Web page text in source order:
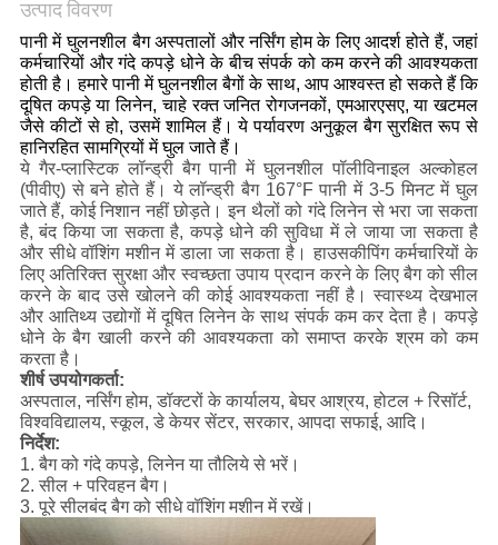
उत्पाद विवरण
पानी में घुलनशील बैग अस्पतालों और नर्सिंग होम के लिए आदर्श होते हैं, जहां
कर्मचारियों और गंदे कपड़े धोने के बीच संपर्क को कम करने की आवश्यकता
होती है। हमारे पानी में घुलनशील बैगों के साथ, आप आश्वस्त हो सकते हैं कि
दूषित कपड़े या लिनेन, चाहे रक्त जनित रोगजनकों, एमआरएसए, या खटमल
जैसे कीटों से हो, उसमें शामिल हैं। ये पर्यावरण अनुकूल बैग सुरक्षित रूप से
हानिरहित सामग्रियों में घुल जाते हैं।
ये गैर-प्लास्टिक लॉन्ड्री बैग पानी में घुलनशील पॉलीविनाइल अल्कोहल
(पीवीए) से बने होते हैं। ये लॉन्ड्री बैग 167°F पानी में 3-5 मिनट में घुल
जाते हैं, कोई निशान नहीं छोड़ते। इन थैलों को गंदे लिनेन से भरा जा सकता
है, बंद किया जा सकता है, कपड़े धोने की सुविधा में ले जाया जा सकता है
और सीधे वॉशिंग मशीन में डाला जा सकता है। हाउसकीपिंग कर्मचारियों के
लिए अतिरिक्त सुरक्षा और स्वच्छता उपाय प्रदान करने के लिए बैग को सील
करने के बाद उसे खोलने की कोई आवश्यकता नहीं है। स्वास्थ्य देखभाल
और आतिथ्य उद्योगों में दूषित लिनेन के साथ संपर्क कम कर देता है। कपड़े
धोने के बैग खाली करने की आवश्यकता को समाप्त करके श्रम को कम
करता है।
शीर्ष उपयोगकर्ता:
अस्पताल, नर्सिंग होम, डॉक्टरों के कार्यालय, बेघर आश्रय, होटल + रिसॉर्ट,
विश्वविद्यालय, स्कूल, डे केयर सेंटर, सरकार, आपदा सफाई, आदि।
निर्देश:
1. बैग को गंदे कपड़े, लिनेन या तौलिये से भरें।
2. सील + परिवहन बैग।
3. पूरे सीलबंद बैग को सीधे वॉशिंग मशीन में रखें।